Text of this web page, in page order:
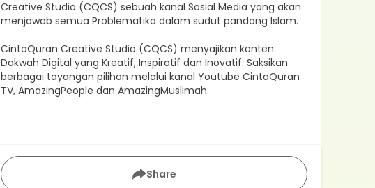
Creative Studio (CQCS) sebuah kanal Sosial Media yang akan
menjawab semua Problematika dalam sudut pandang Islam.
CintaQuran Creative Studio (CQCS) menyajikan konten
Dakwah Digital yang Kreatif, Inspiratif dan Inovatif. Saksikan
berbagai tayangan pilihan melalui kanal Youtube CintaQuran
TV, AmazingPeople dan AmazingMuslimah.
Share